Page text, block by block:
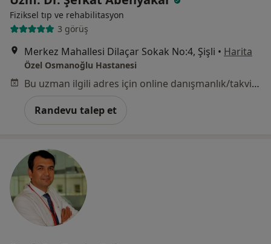
Fiziksel tıp ve rehabilitasyon
3 görüş
Merkez Mahallesi Dilaçar Sokak No:4, Şişli • Harita
Özel Osmanoğlu Hastanesi
Bu uzman ilgili adres için online danışmanlık/takvim sunmuyor.
Randevu talep et